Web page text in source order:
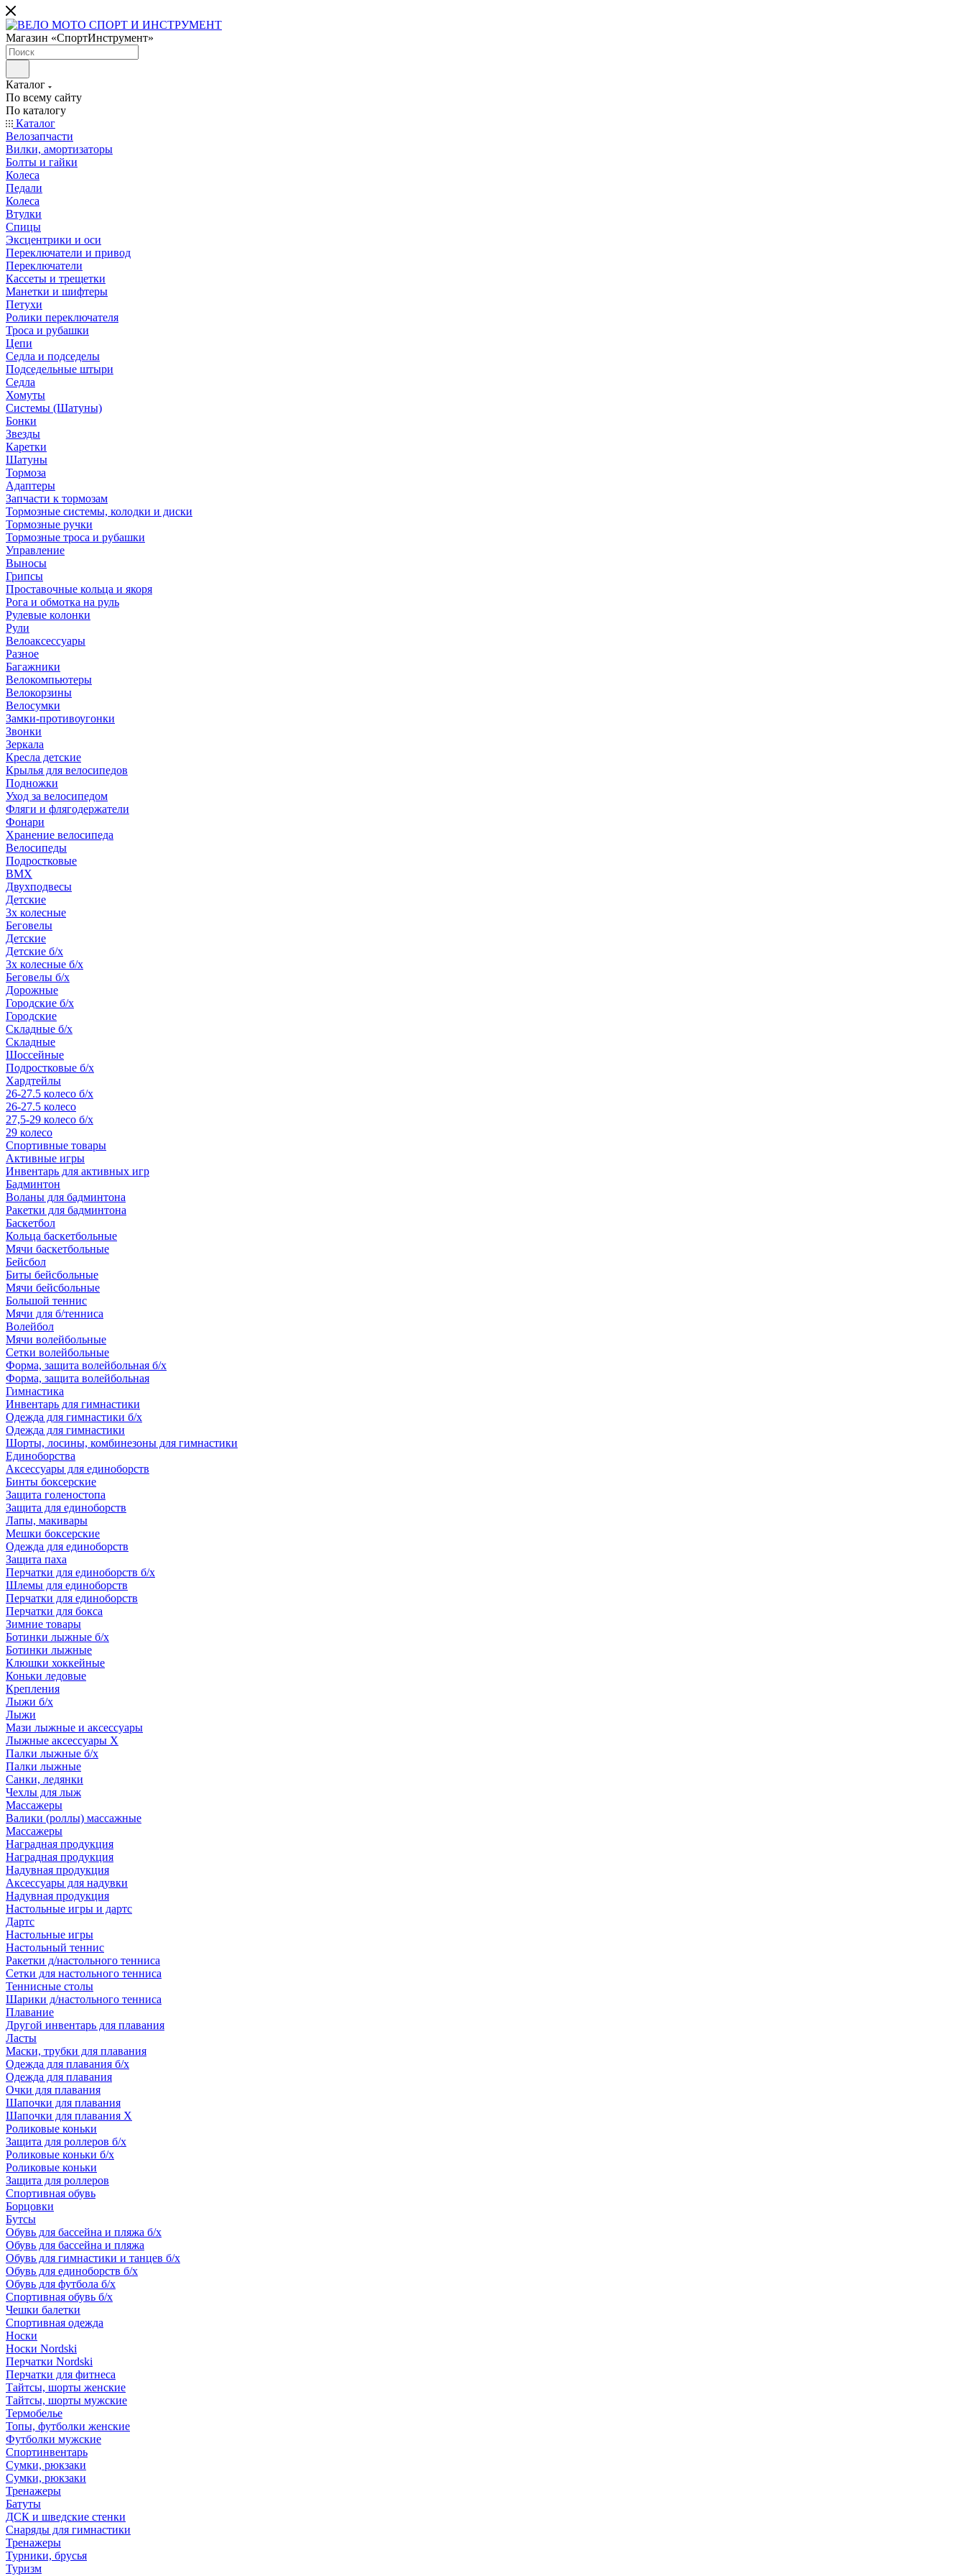
Магазин «СпортИнструмент»
Каталог
По всему сайту
По каталогу
Каталог
Велозапчасти
Вилки, амортизаторы
Болты и гайки
Колеса
Педали
Колеса
Втулки
Спицы
Эксцентрики и оси
Переключатели и привод
Переключатели
Кассеты и трещетки
Манетки и шифтеры
Петухи
Ролики переключателя
Троса и рубашки
Цепи
Седла и подседелы
Подседельные штыри
Седла
Хомуты
Системы (Шатуны)
Бонки
Звезды
Каретки
Шатуны
Тормоза
Адаптеры
Запчасти к тормозам
Тормозные системы, колодки и диски
Тормозные ручки
Тормозные троса и рубашки
Управление
Выносы
Грипсы
Проставочные кольца и якоря
Рога и обмотка на руль
Рулевые колонки
Рули
Велоаксессуары
Разное
Багажники
Велокомпьютеры
Велокорзины
Велосумки
Замки-противоугонки
Звонки
Зеркала
Кресла детские
Крылья для велосипедов
Подножки
Уход за велосипедом
Фляги и флягодержатели
Фонари
Хранение велосипеда
Велосипеды
Подростковые
BMX
Двухподвесы
Детские
3х колесные
Беговелы
Детские
Детские б/х
3х колесные б/х
Беговелы б/х
Дорожные
Городские б/х
Городские
Складные б/х
Складные
Шоссейные
Подростковые б/х
Хардтейлы
26-27.5 колесо б/х
26-27.5 колесо
27,5-29 колесо б/х
29 колесо
Спортивные товары
Активные игры
Инвентарь для активных игр
Бадминтон
Воланы для бадминтона
Ракетки для бадминтона
Баскетбол
Кольца баскетбольные
Мячи баскетбольные
Бейсбол
Биты бейсбольные
Мячи бейсбольные
Большой теннис
Мячи для б/тенниса
Волейбол
Мячи волейбольные
Сетки волейбольные
Форма, защита волейбольная б/х
Форма, защита волейбольная
Гимнастика
Инвентарь для гимнастики
Одежда для гимнастики б/х
Одежда для гимнастики
Шорты, лосины, комбинезоны для гимнастики
Единоборства
Аксессуары для единоборств
Бинты боксерские
Защита голеностопа
Защита для единоборств
Лапы, макивары
Мешки боксерские
Одежда для единоборств
Защита паха
Перчатки для единоборств б/х
Шлемы для единоборств
Перчатки для единоборств
Перчатки для бокса
Зимние товары
Ботинки лыжные б/х
Ботинки лыжные
Клюшки хоккейные
Коньки ледовые
Крепления
Лыжи б/х
Лыжи
Мази лыжные и аксессуары
Лыжные аксессуары Х
Палки лыжные б/х
Палки лыжные
Санки, ледянки
Чехлы для лыж
Массажеры
Валики (роллы) массажные
Массажеры
Наградная продукция
Наградная продукция
Надувная продукция
Аксессуары для надувки
Надувная продукция
Настольные игры и дартс
Дартс
Настольные игры
Настольный теннис
Ракетки д/настольного тенниса
Сетки для настольного тенниса
Теннисные столы
Шарики д/настольного тенниса
Плавание
Другой инвентарь для плавания
Ласты
Маски, трубки для плавания
Одежда для плавания б/х
Одежда для плавания
Очки для плавания
Шапочки для плавания
Шапочки для плавания Х
Роликовые коньки
Защита для роллеров б/х
Роликовые коньки б/х
Роликовые коньки
Защита для роллеров
Спортивная обувь
Борцовки
Бутсы
Обувь для бассейна и пляжа б/х
Обувь для бассейна и пляжа
Обувь для гимнастики и танцев б/х
Обувь для единоборств б/х
Обувь для футбола б/х
Спортивная обувь б/х
Чешки балетки
Спортивная одежда
Носки
Носки Nordski
Перчатки Nordski
Перчатки для фитнеса
Тайтсы, шорты женские
Тайтсы, шорты мужские
Термобелье
Топы, футболки женские
Футболки мужские
Спортинвентарь
Сумки, рюкзаки
Сумки, рюкзаки
Тренажеры
Батуты
ДСК и шведские стенки
Снаряды для гимнастики
Тренажеры
Турники, брусья
Туризм